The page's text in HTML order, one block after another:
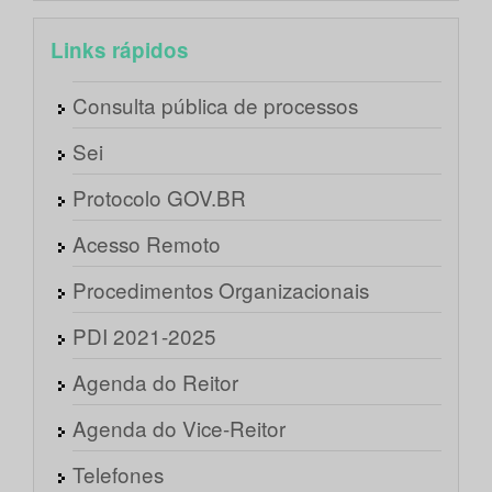
Links rápidos
Consulta pública de processos
Sei
Protocolo GOV.BR
Acesso Remoto
Procedimentos Organizacionais
PDI 2021-2025
Agenda do Reitor
Agenda do Vice-Reitor
Telefones